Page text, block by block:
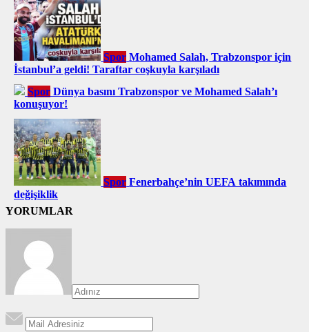
Spor Mohamed Salah, Trabzonspor için
İstanbul’a geldi! Taraftar coşkuyla karşıladı
Spor Dünya basını Trabzonspor ve Mohamed Salah’ı
konuşuyor!
Spor Fenerbahçe’nin UEFA takımında
değişiklik
YORUMLAR